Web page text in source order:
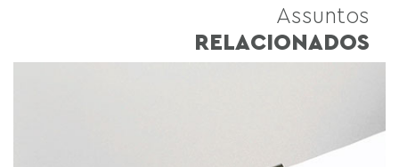
Assuntos
RELACIONADOS